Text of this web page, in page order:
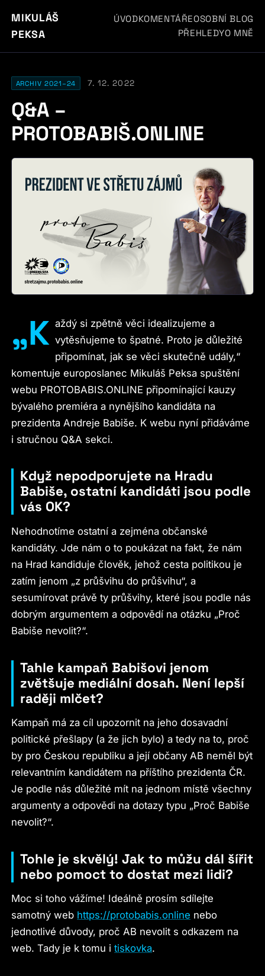
MIKULÁŠ
PEKSA
ÚVODKOMENTÁŘEOSOBNÍ BLOG
PŘEHLEDYO MNĚ
ARCHIV 2021–24 7. 12. 2022
Q&A –
PROTOBABIŠ.ONLINE
„K aždý si zpětně věci idealizujeme a
vytěsňujeme to špatné. Proto je důležité
připomínat, jak se věci skutečně udály,“
komentuje europoslanec Mikuláš Peksa spuštění
webu PROTOBABIS.ONLINE připomínající kauzy
bývalého premiéra a nynějšího kandidáta na
prezidenta Andreje Babiše. K webu nyní přidáváme
i stručnou Q&A sekci.
Když nepodporujete na Hradu
Babiše, ostatní kandidáti jsou podle
vás OK?
Nehodnotíme ostatní a zejména občanské
kandidáty. Jde nám o to poukázat na fakt, že nám
na Hrad kandiduje člověk, jehož cesta politikou je
zatím jenom „z průšvihu do průšvihu“, a
sesumírovat právě ty průšvihy, které jsou podle nás
dobrým argumentem a odpovědí na otázku „Proč
Babiše nevolit?“.
Tahle kampaň Babišovi jenom
zvětšuje mediální dosah. Není lepší
raději mlčet?
Kampaň má za cíl upozornit na jeho dosavadní
politické přešlapy (a že jich bylo) a tedy na to, proč
by pro Českou republiku a její občany AB neměl být
relevantním kandidátem na příštího prezidenta ČR.
Je podle nás důležité mít na jednom místě všechny
argumenty a odpovědi na dotazy typu „Proč Babiše
nevolit?“.
Tohle je skvělý! Jak to můžu dál šířit
nebo pomoct to dostat mezi lidi?
Moc si toho vážíme! Ideálně prosím sdílejte
samotný web https://protobabis.online nebo
jednotlivé důvody, proč AB nevolit s odkazem na
web. Tady je k tomu itiskovka.